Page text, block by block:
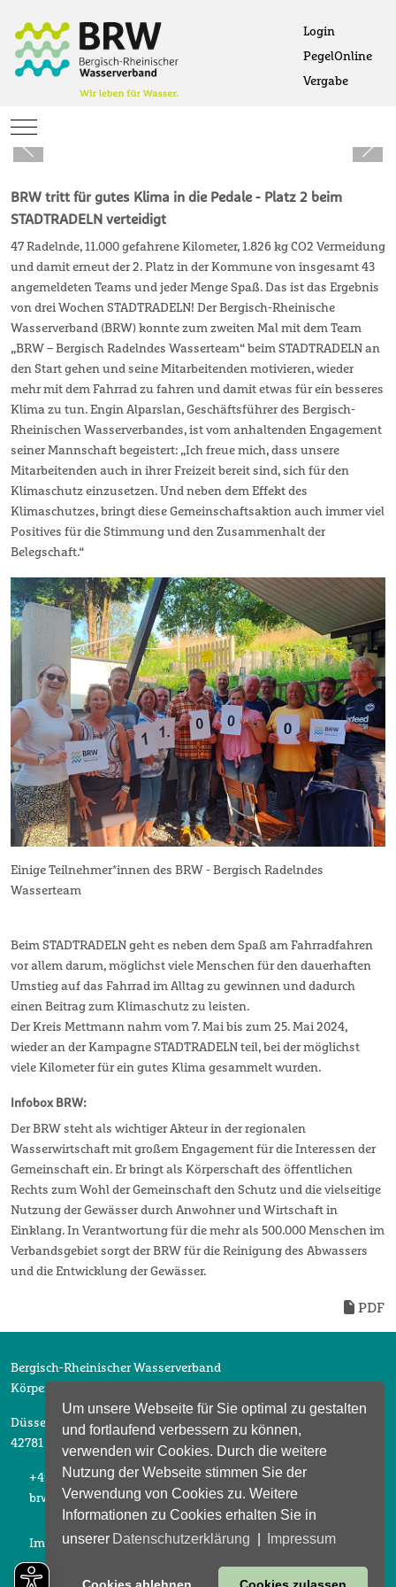
Um unsere Webseite für Sie optimal zu gestalten
und fortlaufend verbessern zu können,
verwenden wir Cookies. Durch die weitere
Nutzung der Webseite stimmen Sie der
Verwendung von Cookies zu. Weitere
Informationen zu Cookies erhalten Sie in
unserer Datenschutzerklärung Impressum
Login
PegelOnline
Vergabe
Mobile Menu Toggle
PDF
BRW tritt für gutes Klima in die Pedale - Platz 2 beim
STADTRADELN verteidigt
47 Radelnde, 11.000 gefahrene Kilometer, 1.826 kg CO2 Vermeidung
und damit erneut der 2. Platz in der Kommune von insgesamt 43
angemeldeten Teams und jeder Menge Spaß. Das ist das Ergebnis
von drei Wochen STADTRADELN! Der Bergisch-Rheinische
Wasserverband (BRW) konnte zum zweiten Mal mit dem Team
„BRW – Bergisch Radelndes Wasserteam“ beim STADTRADELN an
den Start gehen und seine Mitarbeitenden motivieren, wieder
mehr mit dem Fahrrad zu fahren und damit etwas für ein besseres
Klima zu tun. Engin Alparslan, Geschäftsführer des Bergisch-
Rheinischen Wasserverbandes, ist vom anhaltenden Engagement
seiner Mannschaft begeistert: „Ich freue mich, dass unsere
Mitarbeitenden auch in ihrer Freizeit bereit sind, sich für den
Klimaschutz einzusetzen. Und neben dem Effekt des
Klimaschutzes, bringt diese Gemeinschaftsaktion auch immer viel
Positives für die Stimmung und den Zusammenhalt der
Belegschaft.“
Einige Teilnehmer*innen des BRW - Bergisch Radelndes
Wasserteam
Beim STADTRADELN geht es neben dem Spaß am Fahrradfahren
vor allem darum, möglichst viele Menschen für den dauerhaften
Umstieg auf das Fahrrad im Alltag zu gewinnen und dadurch
einen Beitrag zum Klimaschutz zu leisten.
Der Kreis Mettmann nahm vom 7. Mai bis zum 25. Mai 2024,
wieder an der Kampagne STADTRADELN teil, bei der möglichst
viele Kilometer für ein gutes Klima gesammelt wurden.
Infobox BRW:
Der BRW steht als wichtiger Akteur in der regionalen
Wasserwirtschaft mit großem Engagement für die Interessen der
Gemeinschaft ein. Er bringt als Körperschaft des öffentlichen
Rechts zum Wohl der Gemeinschaft den Schutz und die vielseitige
Nutzung der Gewässer durch Anwohner und Wirtschaft in
Einklang. In Verantwortung für die mehr als 500.000 Menschen im
Verbandsgebiet sorgt der BRW für die Reinigung des Abwassers
und die Entwicklung der Gewässer.
Bergisch-Rheinischer Wasserverband
Körperschaft des öffentlichen Rechts
Düsselberger Straße 2
42781 Haan
+49 2104 6913 0
brw@brw-haan.de
Impressum
Datenschutz